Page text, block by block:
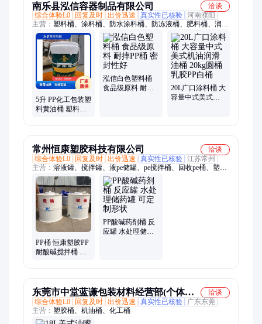
南乐县泓信容器制品有限公司
洽谈
综合体验L0
回复及时 出价迅速 真实性已核验 河南濮阳
主营： 塑料桶、涂料桶、防水涂料桶、防冻液桶、肥料桶、润滑
油桶、饲料桶、化工桶、油漆桶
5升 PP化工包装塑
料黄油桶 塑料桶
泓信白色塑料桶
食品级原料 耐摔
20L广口涂料桶 大
容量中式美式机
常州恒康塑胶科技有限公司
洽谈
综合体验L0
回复及时 出价迅速 真实性已核验 江苏常州
主营： 溶液罐、搅拌罐、液pe储罐、pe搅拌桶、回收pe桶、塑料
圆桶、酸pe储罐、加药搅拌
PP桶 恒康塑胶PP
耐酸碱搅拌桶 污
PP酸碱药剂桶 反
应罐 水处理储药
东莞市中堂蓝谦包装材料经营部(个体工
商户)
洽谈
综合体验L0
回复及时 出价迅速 真实性已核验
广东东莞
主营： 塑胶桶、机油桶、化工桶